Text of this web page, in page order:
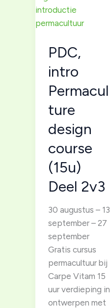
onze
gratis
urige
introductiecursus
permacultuur.
PDC,
intro
Permacul
ture
design
course
(15u)
Deel 2v3
30 augustus – 13
september – 27
september
Gratis cursus
permacultuur bij
Carpe Vitam 15
uur verdieping in
ontwerpen met